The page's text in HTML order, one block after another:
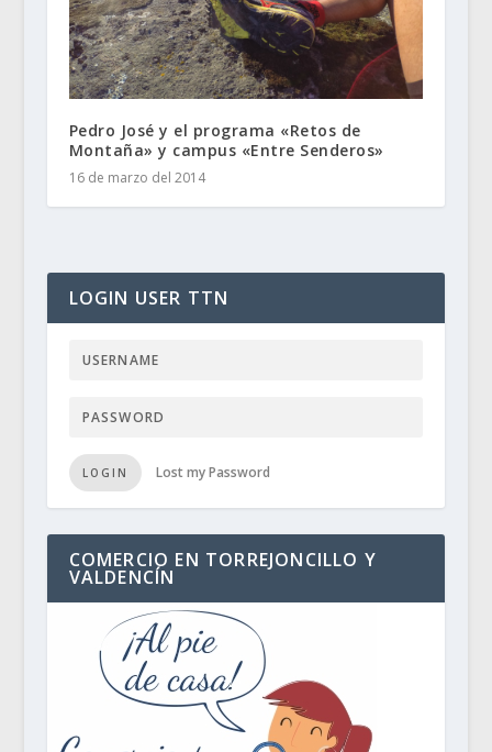
Pedro José y el programa «Retos de
Montaña» y campus «Entre Senderos»
16 de marzo del 2014
LOGIN USER TTN
LOGIN Lost my Password
COMERCIO EN TORREJONCILLO Y
VALDENCÍN